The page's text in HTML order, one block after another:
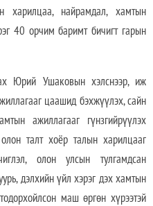
харилцаа, найрамдал, хамтын
40 орчим баримт бичигт гарын
Юрий Ушаковын хэлснээр, иж
цаашид бэхжүүлэх, сайн
ажиллагааг гүнзгийрүүлэх
талт хоёр талын харилцааг
олон улсын тулгамдсан
дэлхийн үйл хэрэг дэх хамтын
маш өргөн хүрээтэй